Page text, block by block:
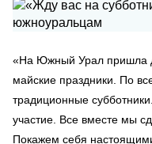
«На Южный Урал пришла
майские праздники. По
традиционные
участие. Все вместе мы
Покажем себя